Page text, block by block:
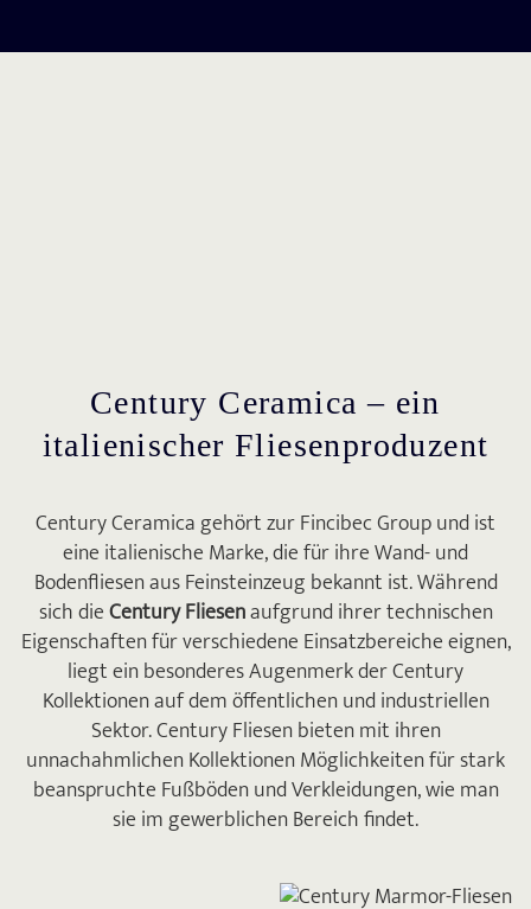
Century Ceramica – ein
italienischer Fliesenproduzent
Century Ceramica gehört zur Fincibec Group und ist
eine italienische Marke, die für ihre Wand- und
Bodenfliesen aus Feinsteinzeug bekannt ist. Während
sich dieCentury Fliesenaufgrund ihrer technischen
Eigenschaften für verschiedene Einsatzbereiche eignen,
liegt ein besonderes Augenmerk der Century
Kollektionen auf dem öffentlichen und industriellen
Sektor. Century Fliesen bieten mit ihren
unnachahmlichen Kollektionen Möglichkeiten für stark
beanspruchte Fußböden und Verkleidungen, wie man
sie im gewerblichen Bereich findet.